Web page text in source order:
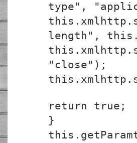
type",
length",
"close");
return true;
}